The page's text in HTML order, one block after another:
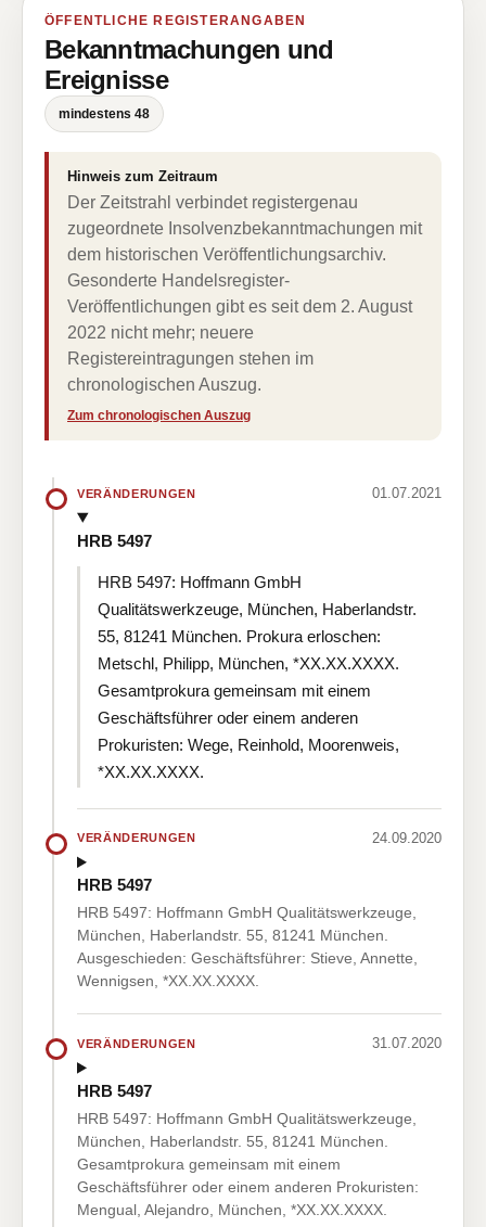
ÖFFENTLICHE REGISTERANGABEN
Bekanntmachungen und
Ereignisse
mindestens 48
Hinweis zum Zeitraum
Der Zeitstrahl verbindet registergenau
zugeordnete Insolvenzbekanntmachungen mit
dem historischen Veröffentlichungsarchiv.
Gesonderte Handelsregister-
Veröffentlichungen gibt es seit dem 2. August
2022 nicht mehr; neuere
Registereintragungen stehen im
chronologischen Auszug.
Zum chronologischen Auszug
VERÄNDERUNGEN 01.07.2021
HRB 5497
HRB 5497: Hoffmann GmbH
Qualitätswerkzeuge, München, Haberlandstr.
55, 81241 München. Prokura erloschen:
Metschl, Philipp, München, *XX.XX.XXXX.
Gesamtprokura gemeinsam mit einem
Geschäftsführer oder einem anderen
Prokuristen: Wege, Reinhold, Moorenweis,
*XX.XX.XXXX.
VERÄNDERUNGEN 24.09.2020
HRB 5497
HRB 5497: Hoffmann GmbH Qualitätswerkzeuge,
München, Haberlandstr. 55, 81241 München.
Ausgeschieden: Geschäftsführer: Stieve, Annette,
Wennigsen, *XX.XX.XXXX.
VERÄNDERUNGEN 31.07.2020
HRB 5497
HRB 5497: Hoffmann GmbH Qualitätswerkzeuge,
München, Haberlandstr. 55, 81241 München.
Gesamtprokura gemeinsam mit einem
Geschäftsführer oder einem anderen Prokuristen:
Mengual, Alejandro, München, *XX.XX.XXXX.